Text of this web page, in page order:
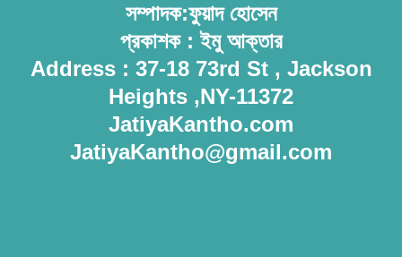
সম্পাদক:ফুয়াদ হোসেন
প্রকাশক : ইমু আক্তার
Address : 37-18 73rd St , Jackson
Heights ,NY-11372
JatiyaKantho.com
JatiyaKantho@gmail.com